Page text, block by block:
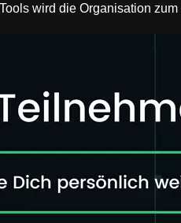
wird die Organisation